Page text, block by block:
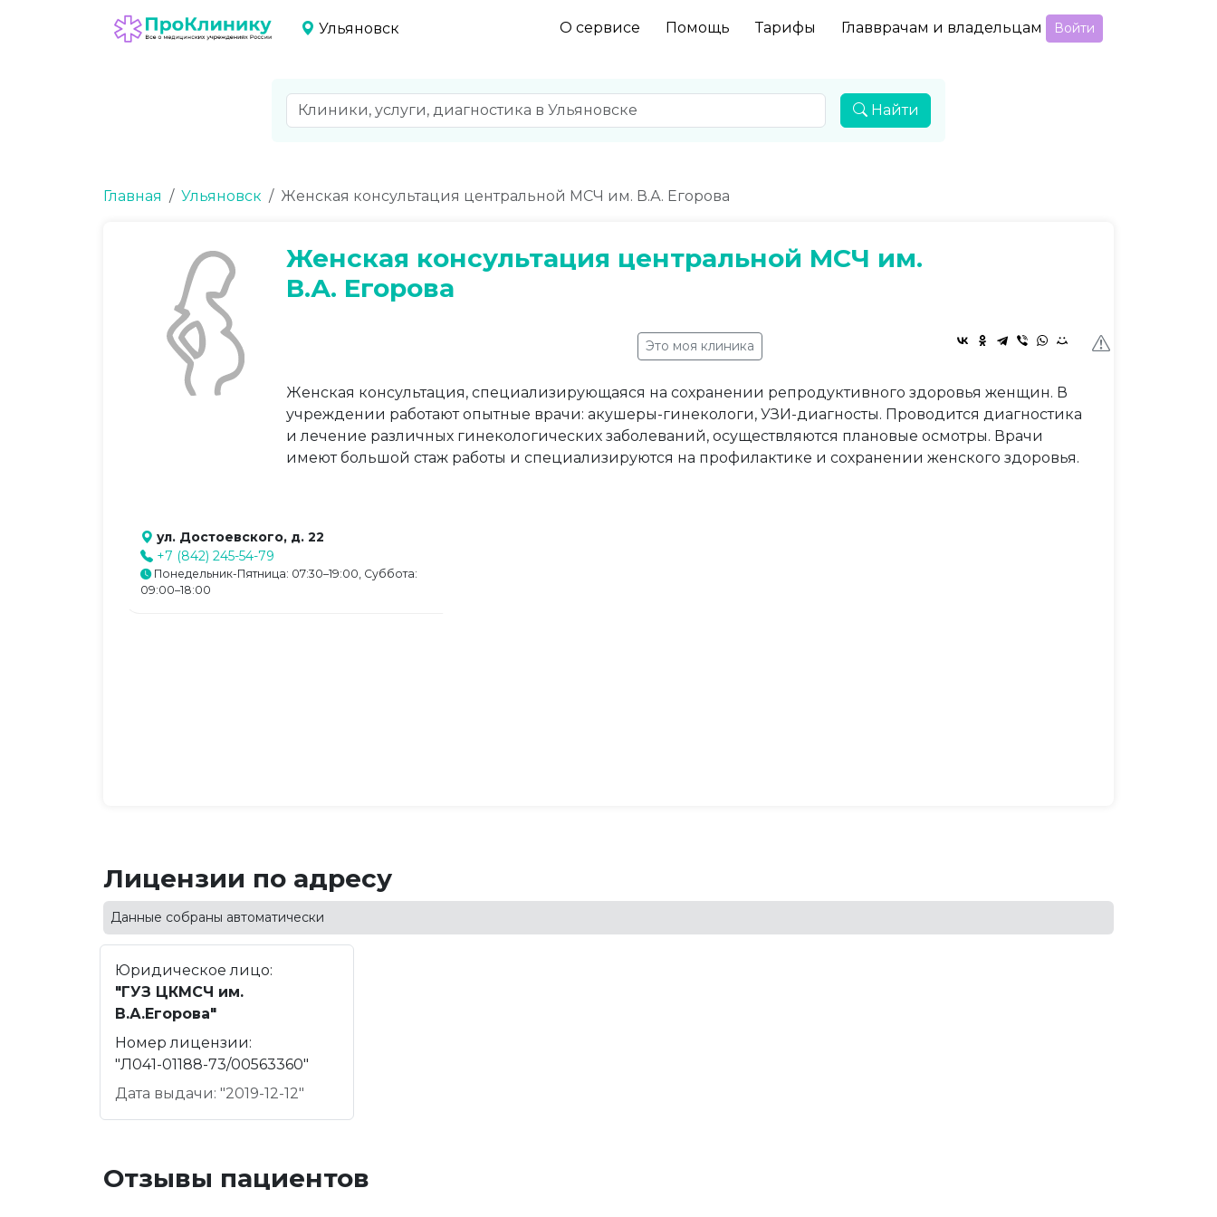
Ульяновск О сервисе Помощь Тарифы Главврачам и владельцам Войти
Найти
Главная Ульяновск Женская консультация центральной МСЧ им. В.А. Егорова
Женская консультация центральной МСЧ им.
В.А. Егорова
Это моя клиника
Женская консультация, специализирующаяся на сохранении репродуктивного здоровья женщин. В
учреждении работают опытные врачи: акушеры-гинекологи, УЗИ-диагносты. Проводится диагностика
и лечение различных гинекологических заболеваний, осуществляются плановые осмотры. Врачи
имеют большой стаж работы и специализируются на профилактике и сохранении женского здоровья.
ул. Достоевского, д. 22
+7 (842) 245-54-79
Понедельник-Пятница: 07:30–19:00, Суббота:
09:00–18:00
Лицензии по адресу
Данные собраны автоматически
Юридическое лицо:
"ГУЗ ЦКМСЧ им.
В.А.Егорова"
Номер лицензии:
"Л041-01188-73/00563360"
Дата выдачи: "2019-12-12"
Отзывы пациентов